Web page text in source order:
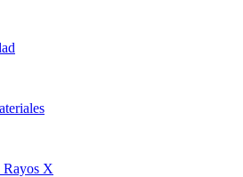
Rayos X